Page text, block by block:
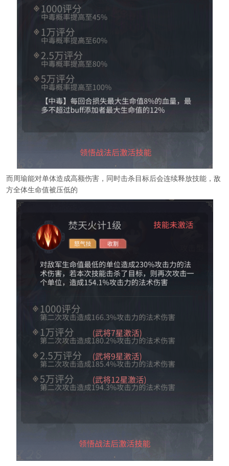
而周瑜能对单体造成高额伤害，同时击杀目标后会连续释放技能，敌
方全体生命值被压低的